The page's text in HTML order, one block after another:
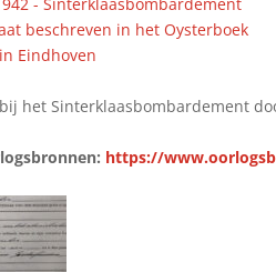
beschreven in het Oysterboek
Eindhoven
het Sinterklaasbombardement
https://